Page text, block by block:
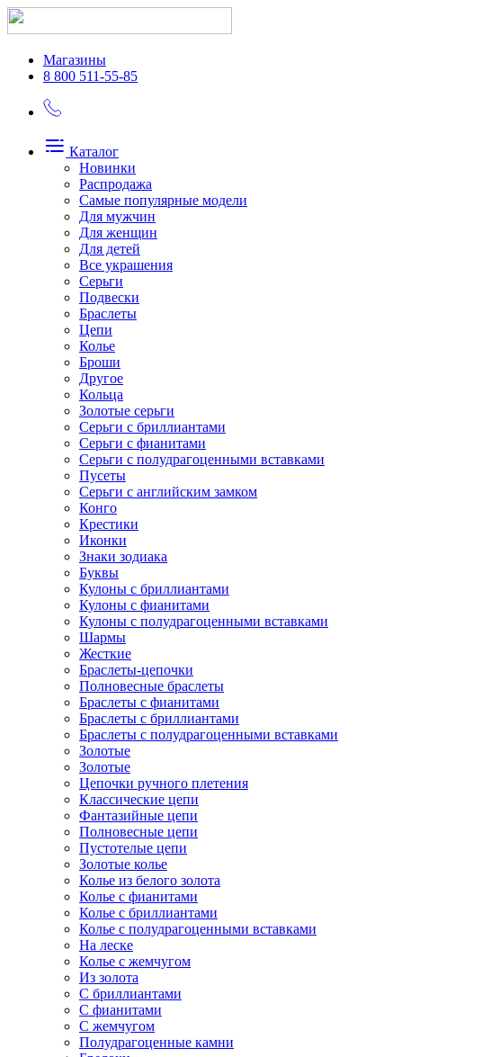
Магазины
8 800 511-55-85
Каталог
Новинки
Распродажа
Самые популярные модели
Для мужчин
Для женщин
Для детей
Все украшения
Серьги
Подвески
Браслеты
Цепи
Колье
Броши
Другое
Кольца
Золотые серьги
Серьги с бриллиантами
Серьги с фианитами
Серьги с полудрагоценными вставками
Пусеты
Серьги с английским замком
Конго
Крестики
Иконки
Знаки зодиака
Буквы
Кулоны с бриллиантами
Кулоны с фианитами
Кулоны с полудрагоценными вставками
Шармы
Жесткие
Браслеты-цепочки
Полновесные браслеты
Браслеты с фианитами
Браслеты с бриллиантами
Браслеты с полудрагоценными вставками
Золотые
Золотые
Цепочки ручного плетения
Классические цепи
Фантазийные цепи
Полновесные цепи
Пустотелые цепи
Золотые колье
Колье из белого золота
Колье с фианитами
Колье с бриллиантами
Колье с полудрагоценными вставками
На леске
Колье с жемчугом
Из золота
С бриллиантами
С фианитами
С жемчугом
Полудрагоценные камни